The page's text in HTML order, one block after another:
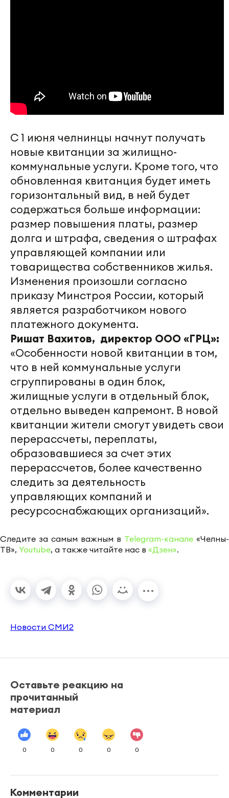
С 1 июня челнинцы начнут получать
новые квитанции за жилищно-
коммунальные услуги. Кроме того, что
обновленная квитанция будет иметь
горизонтальный вид, в ней будет
содержаться больше информации:
размер повышения платы, размер
долга и штрафа, сведения о штрафах
управляющей компании или
товарищества собственников жилья.
Изменения произошли согласно
приказу Минстроя России, который
является разработчиком нового
платежного документа.
Ришат Вахитов, директор ООО «ГРЦ»:
«Особенности новой квитанции в том,
что в ней коммунальные услуги
сгруппированы в один блок,
жилищные услуги в отдельный блок,
отдельно выведен капремонт. В новой
квитанции жители смогут увидеть свои
перерассчеты, переплаты,
образовавшиеся за счет этих
перерассчетов, более качественно
следить за деятельность
управляющих компаний и
ресурсоснабжающих организаций».
Следите за самым важным в Telegram-канале «Челны-
ТВ», Youtube, а также читайте нас в «Дзен».
Новости СМИ2
Оставьте реакцию на
прочитанный
материал
0 0 0 0 0
Комментарии